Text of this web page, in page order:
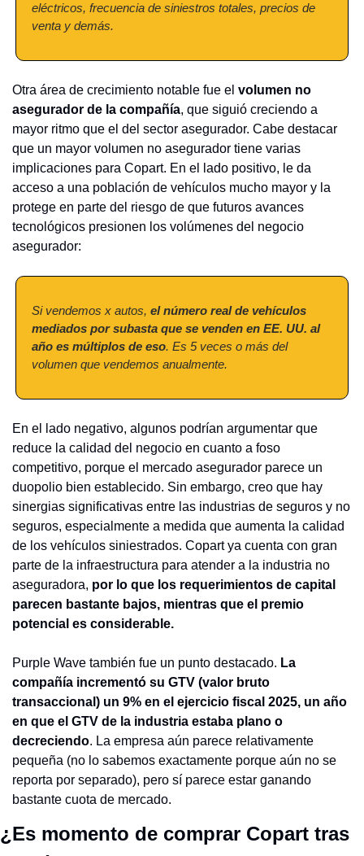
eléctricos, frecuencia de siniestros totales, precios de
venta y demás.
Otra área de crecimiento notable fue el volumen no
asegurador de la compañía, que siguió creciendo a
mayor ritmo que el del sector asegurador. Cabe destacar
que un mayor volumen no asegurador tiene varias
implicaciones para Copart. En el lado positivo, le da
acceso a una población de vehículos mucho mayor y la
protege en parte del riesgo de que futuros avances
tecnológicos presionen los volúmenes del negocio
asegurador:
Si vendemos x autos, el número real de vehículos
mediados por subasta que se venden en EE. UU. al
año es múltiplos de eso. Es 5 veces o más del
volumen que vendemos anualmente.
En el lado negativo, algunos podrían argumentar que
reduce la calidad del negocio en cuanto a foso
competitivo, porque el mercado asegurador parece un
duopolio bien establecido. Sin embargo, creo que hay
sinergias significativas entre las industrias de seguros y no
seguros, especialmente a medida que aumenta la calidad
de los vehículos siniestrados. Copart ya cuenta con gran
parte de la infraestructura para atender a la industria no
aseguradora, por lo que los requerimientos de capital
parecen bastante bajos, mientras que el premio
potencial es considerable.
Purple Wave también fue un punto destacado. La
compañía incrementó su GTV (valor bruto
transaccional) un 9% en el ejercicio fiscal 2025, un año
en que el GTV de la industria estaba plano o
decreciendo. La empresa aún parece relativamente
pequeña (no lo sabemos exactamente porque aún no se
reporta por separado), pero sí parece estar ganando
bastante cuota de mercado.
¿Es momento de comprar Copart tras